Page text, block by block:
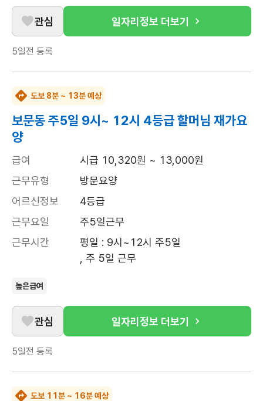
관심 일자리정보 더보기
5일전 등록
도보 8분 ~ 13분 예상
보문동 주5일 9시~ 12시 4등급 할머님 재가요
양
급여
시급 10,320원 ~ 13,000원
근무유형
방문요양
어르신정보
4등급
근무요일
주5일근무
근무시간
평일 : 9시~12시 주5일
, 주 5일 근무
높은급여
관심 일자리정보 더보기
5일전 등록
도보 11분 ~ 16분 예상